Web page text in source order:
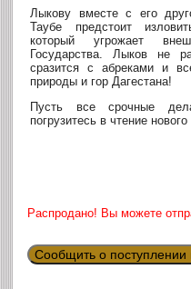
Лыкову вместе с его
Таубе предстоит
который угрожает
Государства. Лыков не
сразится с абреками и
природы и гор Дагестана!
Пусть все срочные
погрузитесь в чтение
Распродано! Вы можете
Сообщить о поступлении